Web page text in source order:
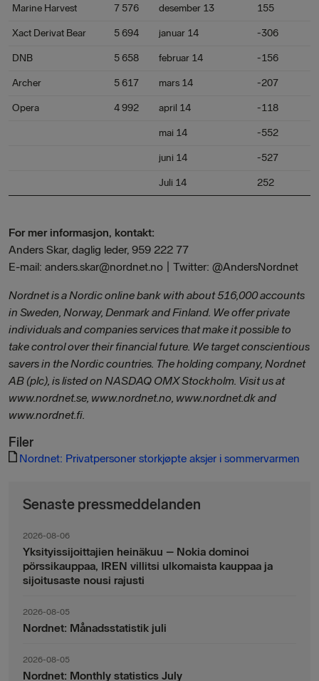
Marine Harvest 7 576 desember 13 155
Xact Derivat Bear 5 694 januar 14 -306
DNB 5 658 februar 14 -156
Archer 5 617 mars 14 -207
Opera 4 992 april 14 -118
mai 14 -552
juni 14 -527
Juli 14 252
For mer informasjon, kontakt:
Anders Skar, daglig leder, 959 222 77
E-mail: anders.skar@nordnet.no | Twitter: @AndersNordnet
Nordnet is a Nordic online bank with about 516,000 accounts
in Sweden, Norway, Denmark and Finland. We offer private
individuals and companies services that make it possible to
take control over their financial future. We target conscientious
savers in the Nordic countries. The holding company, Nordnet
AB (plc), is listed on NASDAQ OMX Stockholm. Visit us at
www.nordnet.se, www.nordnet.no, www.nordnet.dk and
www.nordnet.fi.
Filer
Nordnet: Privatpersoner storkjøpte aksjer i sommervarmen
Senaste pressmeddelanden
2026-08-06
Yksityissijoittajien heinäkuu – Nokia dominoi
pörssikauppaa, IREN villitsi ulkomaista kauppaa ja
sijoitusaste nousi rajusti
2026-08-05
Nordnet: Månadsstatistik juli
2026-08-05
Nordnet: Monthly statistics July